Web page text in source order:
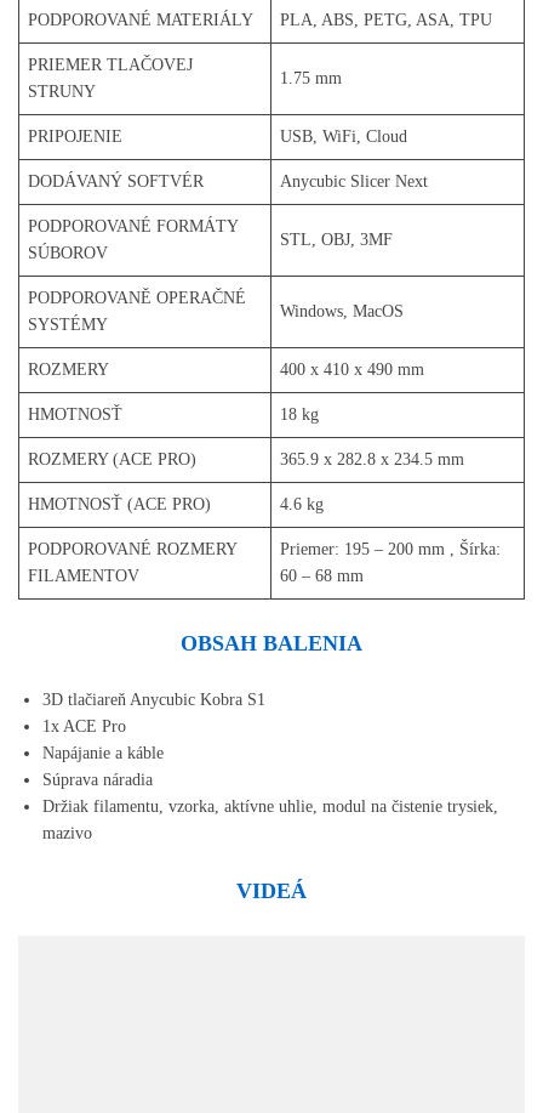
PODPOROVANÉ MATERIÁLY PLA, ABS, PETG, ASA, TPU
PRIEMER TLAČOVEJ
STRUNY
1.75 mm
PRIPOJENIE USB, WiFi, Cloud
DODÁVANÝ SOFTVÉR Anycubic Slicer Next
PODPOROVANÉ FORMÁTY
SÚBOROV
STL, OBJ, 3MF
PODPOROVANĚ OPERAČNÉ
SYSTÉMY
Windows, MacOS
ROZMERY 400 x 410 x 490 mm
HMOTNOSŤ 18 kg
ROZMERY (ACE PRO) 365.9 x 282.8 x 234.5 mm
HMOTNOSŤ (ACE PRO) 4.6 kg
PODPOROVANÉ ROZMERY
FILAMENTOV
Priemer: 195 – 200 mm , Šírka:
60 – 68 mm
OBSAH BALENIA
3D tlačiareň Anycubic Kobra S1
1x ACE Pro
Napájanie a káble
Súprava náradia
Držiak filamentu, vzorka, aktívne uhlie, modul na čistenie trysiek,
mazivo
VIDEÁ